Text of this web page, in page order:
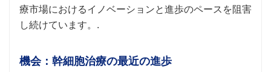
療市場におけるイノベーションと進歩のペースを阻害
し続けています。.
機会：幹細胞治療の最近の進歩